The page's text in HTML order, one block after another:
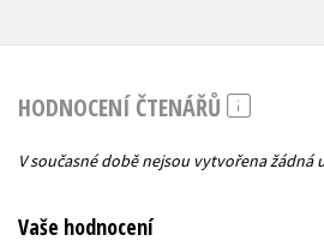
HODNOCENÍ ČTENÁŘŮ
V současné době nejsou vytvořena žádná
Vaše hodnocení